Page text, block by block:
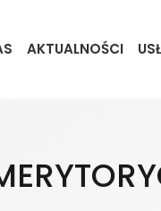
AKTUALNOŚCI